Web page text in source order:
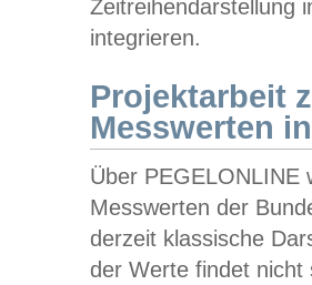
Zeitreihendarstellung
integrieren.
Projektarbeit
Messwerten
Über PEGELONLINE
Messwerten der
derzeit klassische
der Werte findet